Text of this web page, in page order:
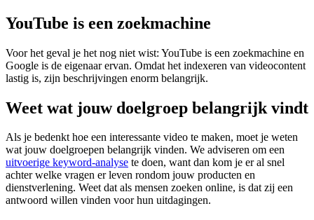
YouTube is een zoekmachine
Voor het geval je het nog niet wist: YouTube is een zoekmachine en
Google is de eigenaar ervan. Omdat het indexeren van videocontent
lastig is, zijn beschrijvingen enorm belangrijk.
Weet wat jouw doelgroep belangrijk vindt
Als je bedenkt hoe een interessante video te maken, moet je weten
wat jouw doelgroepen belangrijk vinden. We adviseren om een
uitvoerige keyword-analyse te doen, want dan kom je er al snel
achter welke vragen er leven rondom jouw producten en
dienstverlening. Weet dat als mensen zoeken online, is dat zij een
antwoord willen vinden voor hun uitdagingen.